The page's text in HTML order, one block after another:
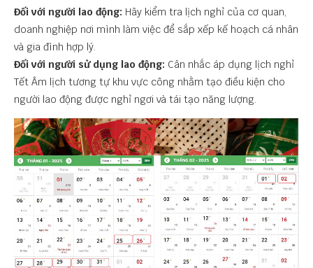
Đối với người lao động: Hãy kiểm tra lịch nghỉ của cơ quan,
doanh nghiệp nơi mình làm việc để sắp xếp kế hoạch cá nhân
và gia đình hợp lý.
Đối với người sử dụng lao động: Cân nhắc áp dụng lịch nghỉ
Tết Âm lịch tương tự khu vực công nhằm tạo điều kiện cho
người lao động được nghỉ ngơi và tái tạo năng lượng.